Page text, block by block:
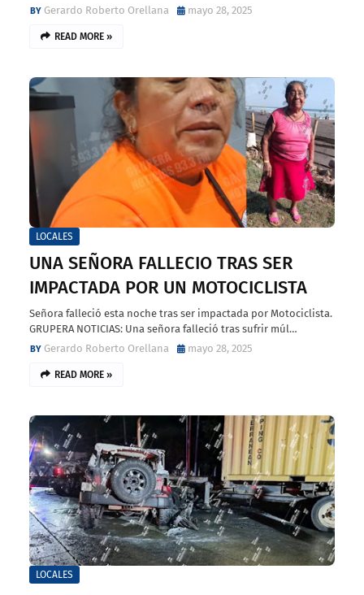
Gerardo Roberto Orellana
mayo 28, 2025
READ MORE »
LOCALES
UNA SEÑORA FALLECIO TRAS SER
IMPACTADA POR UN MOTOCICLISTA
Señora falleció esta noche tras ser impactada por Motociclista.
GRUPERA NOTICIAS: Una señora falleció tras sufrir múl…
Gerardo Roberto Orellana
mayo 28, 2025
READ MORE »
LOCALES